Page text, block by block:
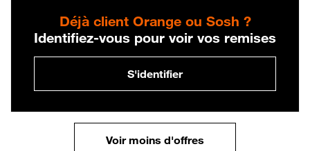
Déjà client Orange ou Sosh ?
Identifiez-vous pour voir vos remises
S'identifier
Voir moins d'offres